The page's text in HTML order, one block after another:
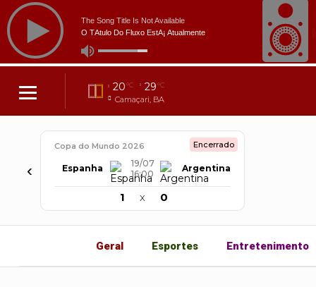
20°C 29°C
Camaçari, BA
‹
Copa do Mundo 2026 Encerrado
Espanha
19/07
16:00
Argentina
1 x 0
Geral Esportes Entretenimento